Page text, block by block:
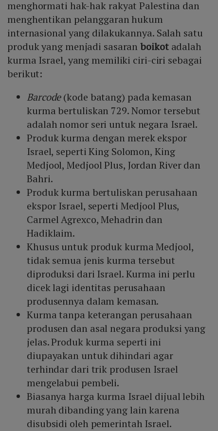
menghormati hak-hak rakyat Palestina dan
menghentikan pelanggaran hukum
internasional yang dilakukannya. Salah satu
produk yang menjadi sasaranboikot adalah
kurma Israel, yang memiliki ciri-ciri sebagai
berikut:
Barcode(kode batang) pada kemasan
kurma bertuliskan 729. Nomor tersebut
adalah nomor seri untuk negara Israel.
Produk kurma dengan merek ekspor
Israel, seperti King Solomon, King
Medjool, Medjool Plus, Jordan River dan
Bahri.
Produk kurma bertuliskan perusahaan
ekspor Israel, seperti Medjool Plus,
Carmel Agrexco, Mehadrin dan
Hadiklaim.
Khusus untuk produk kurma Medjool,
tidak semua jenis kurma tersebut
diproduksi dari Israel. Kurma ini perlu
dicek lagi identitas perusahaan
produsennya dalam kemasan.
Kurma tanpa keterangan perusahaan
produsen dan asal negara produksi yang
jelas. Produk kurma seperti ini
diupayakan untuk dihindari agar
terhindar dari trik produsen Israel
mengelabui pembeli.
Biasanya harga kurma Israel dijual lebih
murah dibanding yang lain karena
disubsidi oleh pemerintah Israel.